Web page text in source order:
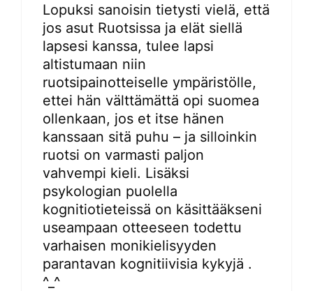
Lopuksi sanoisin tietysti vielä, että
jos asut Ruotsissa ja elät siellä
lapsesi kanssa, tulee lapsi
altistumaan niin
ruotsipainotteiselle ympäristölle,
ettei hän välttämättä opi suomea
ollenkaan, jos et itse hänen
kanssaan sitä puhu – ja silloinkin
ruotsi on varmasti paljon
vahvempi kieli. Lisäksi
psykologian puolella
kognitiotieteissä on käsittääkseni
useampaan otteeseen todettu
varhaisen monikielisyyden
parantavan kognitiivisia kykyjä .
^_^